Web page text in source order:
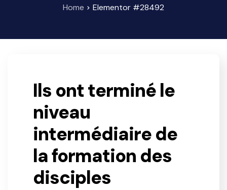
Home Elementor #28492
Ils ont terminé le
niveau
intermédiaire de
la formation des
disciples